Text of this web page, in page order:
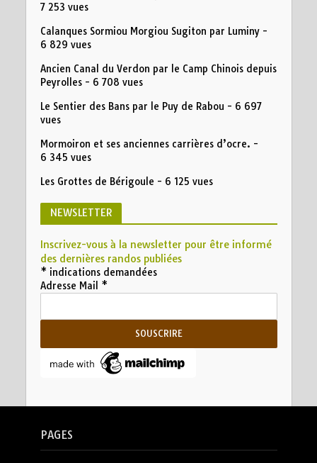
7 253 vues
Calanques Sormiou Morgiou Sugiton par Luminy-
6 829 vues
Ancien Canal du Verdon par le Camp Chinois depuis
Peyrolles- 6 708 vues
Le Sentier des Bans par le Puy de Rabou - 6 697
vues
Mormoiron et ses anciennes carrières d’ocre. -
6 345 vues
Les Grottes de Bérigoule - 6 125 vues
NEWSLETTER
Inscrivez-vous à la newsletter pour être informé
des dernières randos publiées
* indications demandées
Adresse Mail *
PAGES